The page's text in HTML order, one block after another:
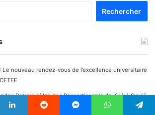
Le nouveau rendez-vous de l’excellence universitaire
Retrouvailles des Ressortissants de Kpélé Govié